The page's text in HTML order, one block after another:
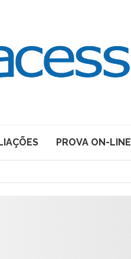
PROVA ON-LINE